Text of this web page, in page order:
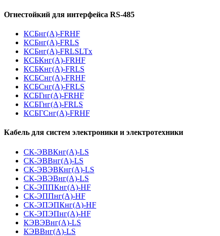
Огнестойкий для интерфейса RS-485
КСБнг(А)-FRHF
КСБнг(А)-FRLS
КСБнг(А)-FRLSLTx
КСБКнг(А)-FRHF
КСБКнг(А)-FRLS
КСБСнг(А)-FRHF
КСБСнг(А)-FRLS
КСБГнг(А)-FRHF
КСБГнг(А)-FRLS
КСБГСнг(А)-FRHF
Кабель для систем электроники и электротехники
СК-ЭВВКнг(А)-LS
СК-ЭВВнг(А)-LS
СК-ЭВЭВКнг(А)-LS
СК-ЭВЭВнг(А)-LS
СК-ЭППКнг(А)-HF
СК-ЭППнг(А)-HF
СК-ЭПЭПКнг(А)-HF
СК-ЭПЭПнг(А)-HF
КЭВЭВнг(А)-LS
КЭВВнг(А)-LS